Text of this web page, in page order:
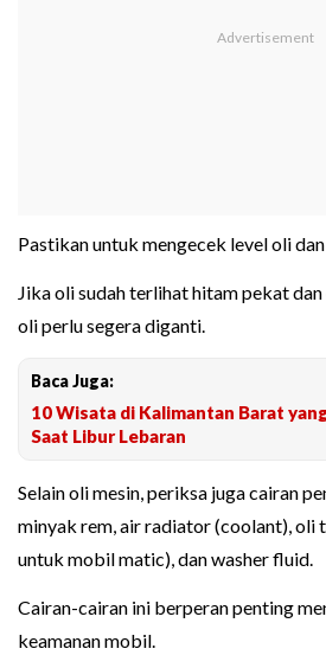
Pastikan untuk mengecek level oli
Jika oli sudah terlihat hitam pekat
oli perlu segera diganti.
Baca Juga:
10 Wisata di Kalimantan Barat
Saat Libur Lebaran
Selain oli mesin, periksa juga cairan
minyak rem, air radiator (coolant), oli
untuk mobil matic), dan washer fluid.
Cairan-cairan ini berperan penting
keamanan mobil.